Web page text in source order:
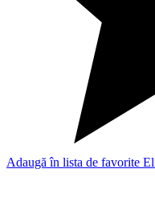
Adaugă în lista de favorite